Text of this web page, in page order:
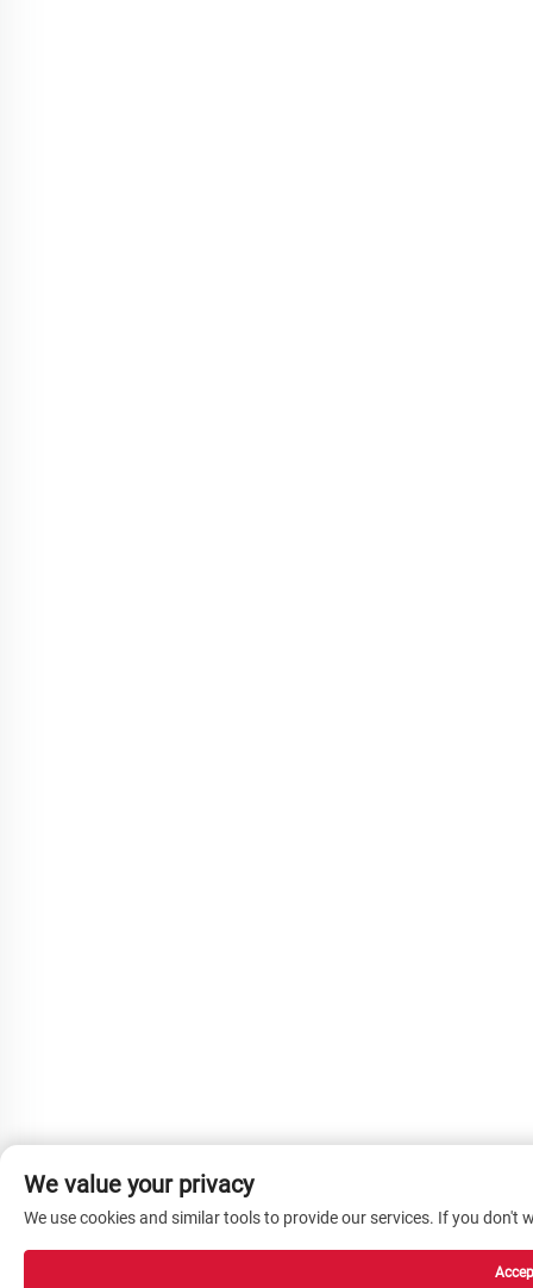
We value your privacy
We use cookies and similar tools to provide our services. If you don't